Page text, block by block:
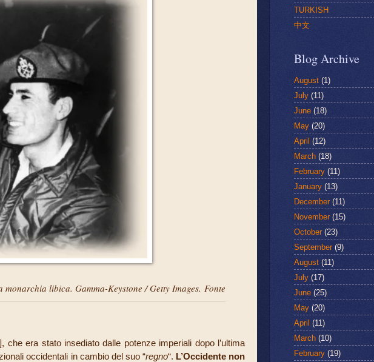
libica. Gamma-Keystone / Getty Images. Fonte
], che era stato insediato dalle potenze imperiali dopo l’ultima
occidentali in cambio del suo “regno“. L’Occidente non
TURKISH
中文
Blog Archive
August (1)
July (11)
June (18)
May (20)
April (12)
March (18)
February (11)
January (13)
December(11)
November(15)
October(23)
September(9)
August (11)
July (17)
June (25)
May (20)
April (11)
March (10)
February (19)